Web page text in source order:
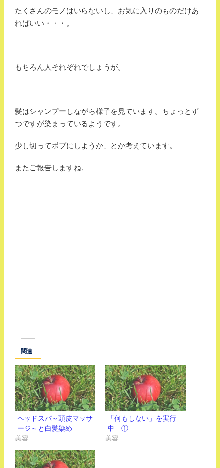
たくさんのモノはいらないし、お気に入りのものだけあ
ればいい・・・。
もちろん人それぞれでしょうが。
髪はシャンプーしながら様子を見ています。ちょっとず
つですが染まっているようです。
少し切ってボブにしようか、とか考えています。
またご報告しますね。
関連
ヘッドスパ～頭皮マッサ
ージ～と白髪染め
美容
「何もしない」を実行
中 ①
美容